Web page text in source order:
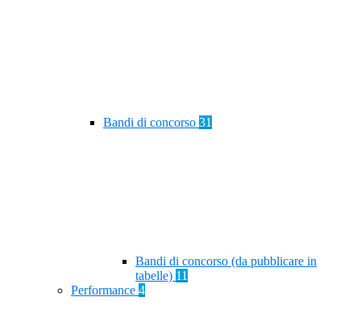
Bandi di concorso 31
Bandi di concorso (da pubblicare in
tabelle) 11
Performance 4